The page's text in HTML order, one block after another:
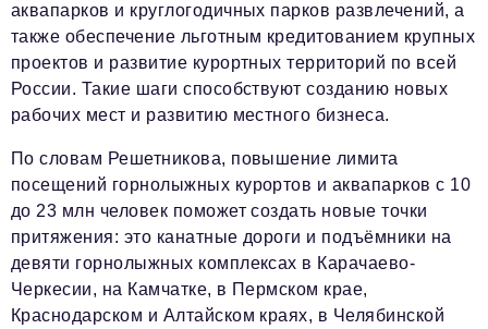
аквапарков и круглогодичных парков развлечений, а
также обеспечение льготным кредитованием крупных
проектов и развитие курортных территорий по всей
России. Такие шаги способствуют созданию новых
рабочих мест и развитию местного бизнеса.
По словам Решетникова, повышение лимита
посещений горнолыжных курортов и аквапарков с 10
до 23 млн человек поможет создать новые точки
притяжения: это канатные дороги и подъёмники на
девяти горнолыжных комплексах в Карачаево-
Черкесии, на Камчатке, в Пермском крае,
Краснодарском и Алтайском краях, в Челябинской